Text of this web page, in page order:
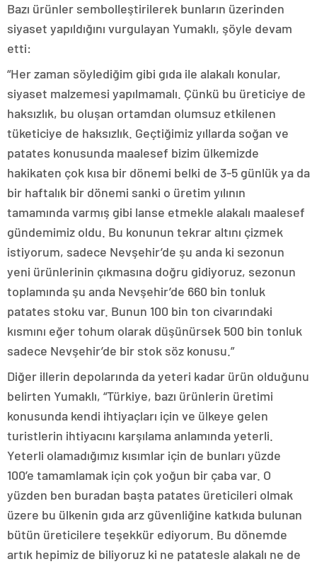
Bazı ürünler sembolleştirilerek bunların üzerinden
siyaset yapıldığını vurgulayan Yumaklı, şöyle devam
etti:
“Her zaman söylediğim gibi gıda ile alakalı konular,
siyaset malzemesi yapılmamalı. Çünkü bu üreticiye de
haksızlık, bu oluşan ortamdan olumsuz etkilenen
tüketiciye de haksızlık. Geçtiğimiz yıllarda soğan ve
patates konusunda maalesef bizim ülkemizde
hakikaten çok kısa bir dönemi belki de 3-5 günlük ya da
bir haftalık bir dönemi sanki o üretim yılının
tamamında varmış gibi lanse etmekle alakalı maalesef
gündemimiz oldu. Bu konunun tekrar altını çizmek
istiyorum, sadece Nevşehir’de şu anda ki sezonun
yeni ürünlerinin çıkmasına doğru gidiyoruz, sezonun
toplamında şu anda Nevşehir’de 660 bin tonluk
patates stoku var. Bunun 100 bin ton civarındaki
kısmını eğer tohum olarak düşünürsek 500 bin tonluk
sadece Nevşehir’de bir stok söz konusu.”
Diğer illerin depolarında da yeteri kadar ürün olduğunu
belirten Yumaklı, “Türkiye, bazı ürünlerin üretimi
konusunda kendi ihtiyaçları için ve ülkeye gelen
turistlerin ihtiyacını karşılama anlamında yeterli.
Yeterli olamadığımız kısımlar için de bunları yüzde
100’e tamamlamak için çok yoğun bir çaba var. O
yüzden ben buradan başta patates üreticileri olmak
üzere bu ülkenin gıda arz güvenliğine katkıda bulunan
bütün üreticilere teşekkür ediyorum. Bu dönemde
artık hepimiz de biliyoruz ki ne patatesle alakalı ne de